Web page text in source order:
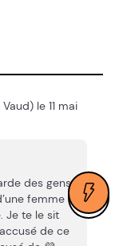
le 11 mai
des gens
femme
Je te le sit
de ce